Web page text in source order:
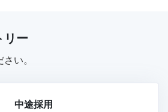
リー
い。
中途採用